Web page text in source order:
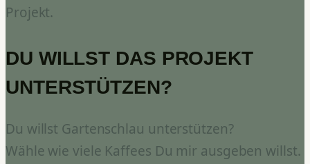
Projekt.
DU WILLST DAS PROJEKT
UNTERSTÜTZEN?
Du willst Gartenschlau unterstützen?
Wähle wie viele Kaffees Du mir ausgeben willst.